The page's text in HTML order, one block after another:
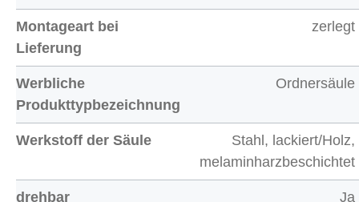
Montageart bei
Lieferung
zerlegt
Werbliche
Produkttypbezeichnung
Ordnersäule
Werkstoff der Säule
Stahl, lackiert/Holz,
melaminharzbeschichtet
drehbar Ja